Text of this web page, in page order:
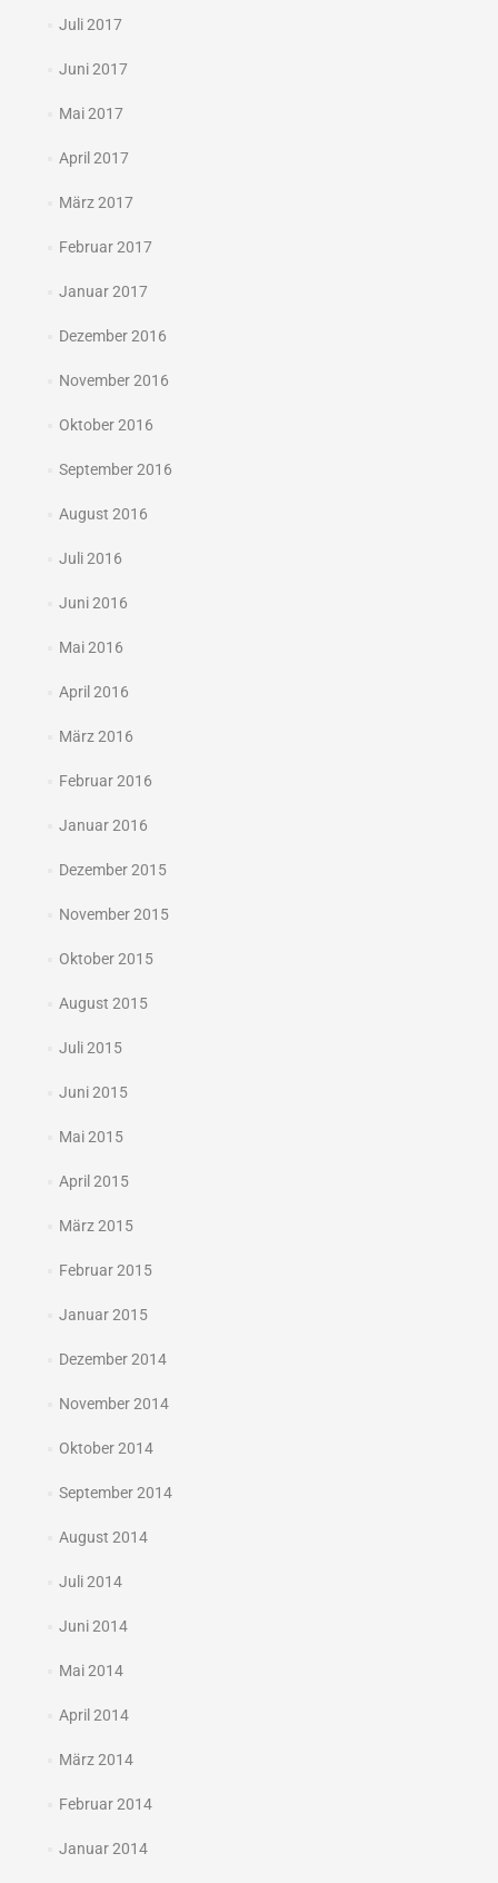
Juli 2017
Juni 2017
Mai 2017
April 2017
März 2017
Februar 2017
Januar 2017
Dezember 2016
November 2016
Oktober 2016
September 2016
August 2016
Juli 2016
Juni 2016
Mai 2016
April 2016
März 2016
Februar 2016
Januar 2016
Dezember 2015
November 2015
Oktober 2015
August 2015
Juli 2015
Juni 2015
Mai 2015
April 2015
März 2015
Februar 2015
Januar 2015
Dezember 2014
November 2014
Oktober 2014
September 2014
August 2014
Juli 2014
Juni 2014
Mai 2014
April 2014
März 2014
Februar 2014
Januar 2014